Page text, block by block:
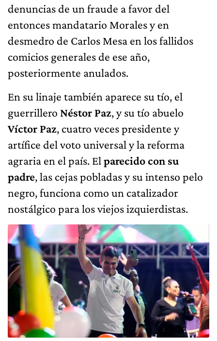
denuncias de un fraude a favor del
entonces mandatario Morales y en
desmedro de Carlos Mesa en los fallidos
comicios generales de ese año,
posteriormente anulados.
En su linaje también aparece su tío, el
guerrillero Néstor Paz, y su tío abuelo
Víctor Paz, cuatro veces presidente y
artífice del voto universal y la reforma
agraria en el país. El parecido con su
padre, las cejas pobladas y su intenso pelo
negro, funciona como un catalizador
nostálgico para los viejos izquierdistas.